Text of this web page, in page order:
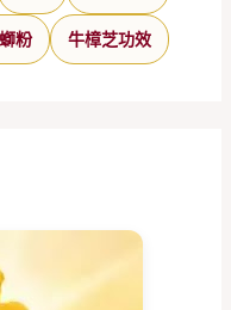
粉 牛樟芝功效